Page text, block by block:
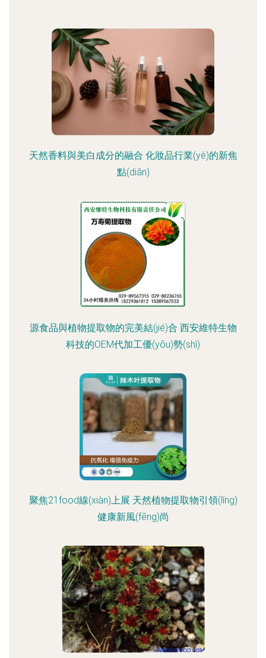
天然香料與美白成分的融合 化妝品行業(yè)的新焦
點(diǎn)
源食品與植物提取物的完美結(jié)合 西安維特生物
科技的OEM代加工優(yōu)勢(shì)
聚焦21food線(xiàn)上展 天然植物提取物引領(lǐng)
健康新風(fēng)尚